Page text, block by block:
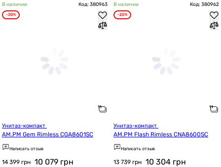
В наличии Код: 380963
-30%
AM.PM Gem Rimless CGA8601SC
Написать отзыв
14 399 грн 10 079 грн
В наличии Код: 380962
-25%
AM.PM Flash Rimless CNA8600SC
Написать отзыв
13 739 грн 10 304 грн